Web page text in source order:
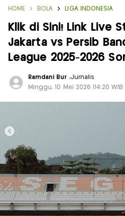
HOME BOLA LIGA INDONESIA
Klik di Sini! Link Live
Jakarta vs Persib
League 2025-2026
Ramdani Bur ,Jurnalis
Minggu, 10 Mei 2026 |14:20 WIB